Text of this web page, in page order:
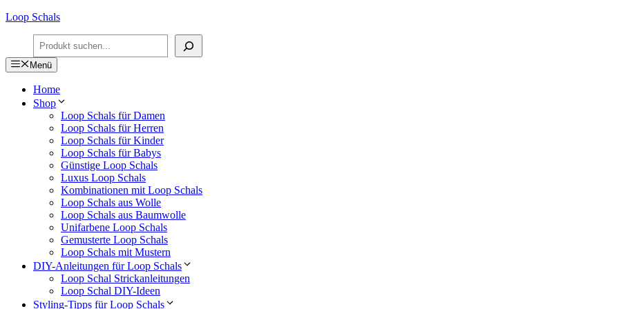
Zum
springen
Loop Schals
Suchen
Menü
Home
Shop
Loop Schals für Damen
Loop Schals für Herren
Loop Schals für Kinder
Loop Schals für Babys
Günstige Loop Schals
Luxus Loop Schals
Kombinationen mit Loop Schals
Loop Schals aus Wolle
Loop Schals aus Baumwolle
Unifarbene Loop Schals
Gemusterte Loop Schals
Loop Schals mit Mustern
DIY-Anleitungen für Loop Schals
Loop Schal Strickanleitungen
Loop Schal DIY-Ideen
Styling-Tipps für Loop Schals